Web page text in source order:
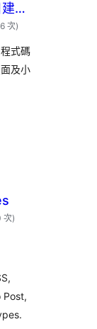
立
次評
分
數
)
式碼
及小
次評
分)
Post,